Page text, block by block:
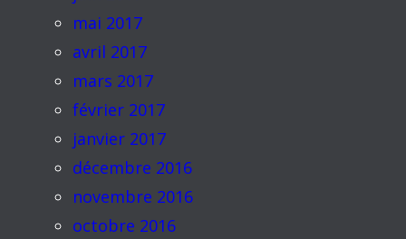
mai 2017
avril 2017
mars 2017
février 2017
janvier 2017
décembre 2016
novembre 2016
octobre 2016